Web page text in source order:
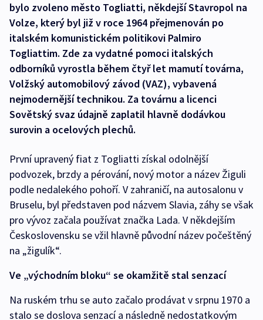
bylo zvoleno město Togliatti, někdejší Stavropol na
Volze, který byl již v roce 1964 přejmenován po
italském komunistickém politikovi Palmiro
Togliattim. Zde za vydatné pomoci italských
odborníků vyrostla během čtyř let mamutí továrna,
Volžský automobilový závod (VAZ), vybavená
nejmodernější technikou. Za továrnu a licenci
Sovětský svaz údajně zaplatil hlavně dodávkou
surovin a ocelových plechů.
První upravený fiat z Togliatti získal odolnější
podvozek, brzdy a pérování, nový motor a název Žiguli
podle nedalekého pohoří. V zahraničí, na autosalonu v
Bruselu, byl představen pod názvem Slavia, záhy se však
pro vývoz začala používat značka Lada. V někdejším
Československu se vžil hlavně původní název počeštěný
na „žigulík“.
Ve „východním bloku“ se okamžitě stal senzací
Na ruském trhu se auto začalo prodávat v srpnu 1970 a
stalo se doslova senzací a následně nedostatkovým